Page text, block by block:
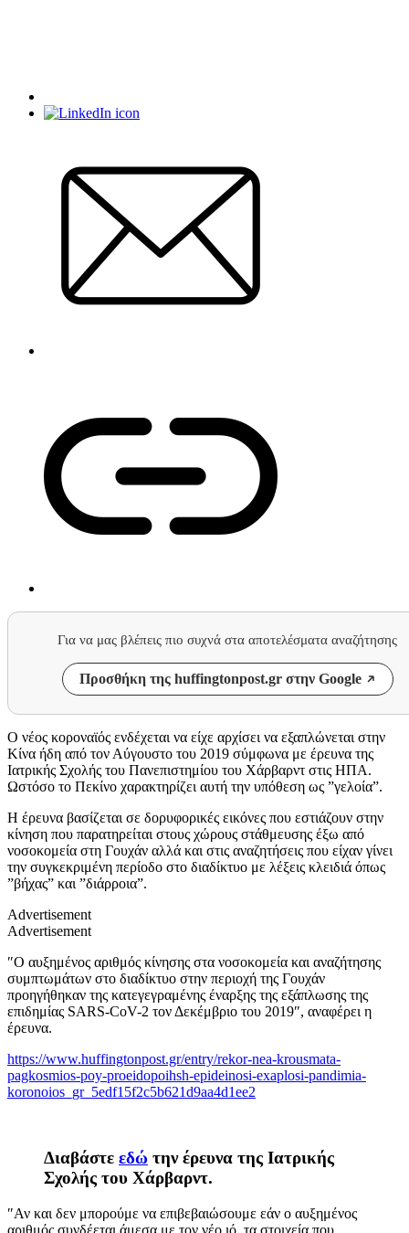
Για να μας βλέπεις πιο συχνά στα αποτελέσματα αναζήτησης
Προσθήκη της huffingtonpost.gr στην Google
Ο νέος κοροναϊός ενδέχεται να είχε αρχίσει να εξαπλώνεται στην
Κίνα ήδη από τον Αύγουστο του 2019 σύμφωνα με έρευνα της
Ιατρικής Σχολής του Πανεπιστημίου του Χάρβαρντ στις ΗΠΑ.
Ωστόσο το Πεκίνο χαρακτηρίζει αυτή την υπόθεση ως ”γελοία”.
Η έρευνα βασίζεται σε δορυφορικές εικόνες που εστιάζουν στην
κίνηση που παρατηρείται στους χώρους στάθμευσης έξω από
νοσοκομεία στη Γουχάν αλλά και στις αναζητήσεις που είχαν γίνει
την συγκεκριμένη περίοδο στο διαδίκτυο με λέξεις κλειδιά όπως
”βήχας” και ”διάρροια”.
Advertisement
Advertisement
″Ο αυξημένος αριθμός κίνησης στα νοσοκομεία και αναζήτησης
συμπτωμάτων στο διαδίκτυο στην περιοχή της Γουχάν
προηγήθηκαν της κατεγεγραμένης έναρξης της εξάπλωσης της
επιδημίας SARS-CoV-2 τον Δεκέμβριο του 2019″, αναφέρει η
έρευνα.
https://www.huffingtonpost.gr/entry/rekor-nea-krousmata-
pagkosmios-poy-proeidopoihsh-epideinosi-exaplosi-pandimia-
koronoios_gr_5edf15f2c5b621d9aa4d1ee2
Διαβάστε εδώ την έρευνα της Ιατρικής
Σχολής του Χάρβαρντ.
″Αν και δεν μπορούμε να επιβεβαιώσουμε εάν ο αυξημένος